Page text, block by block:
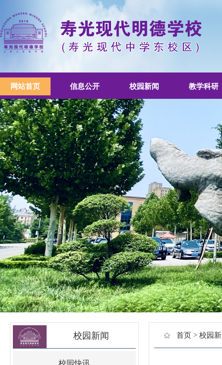
网站首页 信息公开 校园新闻 教学科研
书香校园
校园新闻
校园快讯
首页 > 校园